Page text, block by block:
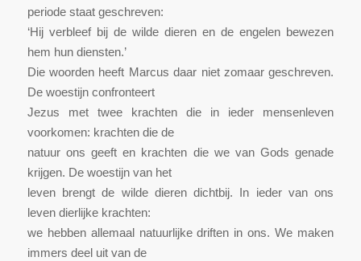
periode staat geschreven:
‘Hij verbleef bij de wilde dieren en de engelen bewezen
hem hun diensten.’
Die woorden heeft Marcus daar niet zomaar geschreven.
De woestijn confronteert
Jezus met twee krachten die in ieder mensenleven
voorkomen: krachten die de
natuur ons geeft en krachten die we van Gods genade
krijgen. De woestijn van het
leven brengt de wilde dieren dichtbij. In ieder van ons
leven dierlijke krachten:
we hebben allemaal natuurlijke driften in ons. We maken
immers deel uit van de